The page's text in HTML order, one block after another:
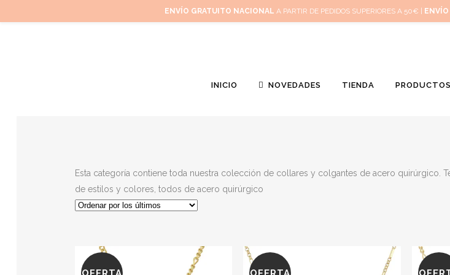
INICIO NOVEDADES TIENDA PRODUCTOS
Esta categoría contiene toda nuestra colección de collares y colgantes de acero quirúrgico.
de estilos y colores, todos de acero quirúrgico
ENVÍO GRATUITO NACIONAL A PARTIR DE PEDIDOS SUPERIORES A 50€ |